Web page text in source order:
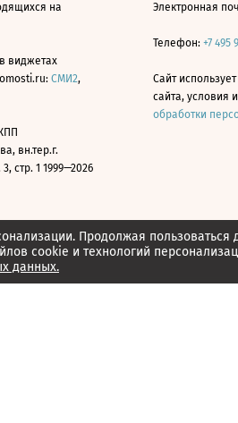
Продолжая пользоваться
cookie и технологий
данных.
на
виджетах
СМИ2,
вн.тер.г.
стр. 1 1999—2026
Электронная
Телефон: +7 495
Сайт использует
сайта, условия
обработки